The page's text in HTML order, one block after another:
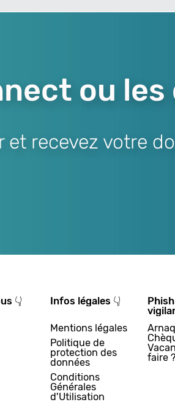
ou les
recevez votre
👇 Infos légales 👇
Mentions légales
Politique de
protection des
données
Conditions
Générales
d'Utilisation
faire